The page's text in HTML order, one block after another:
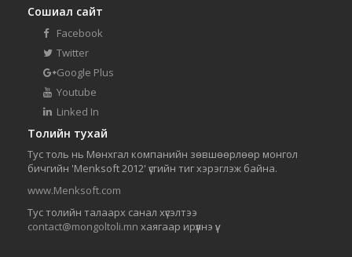
Сошиал сайт
Facebook
Twitter
Google Plus
Youtube
Linked In
Толийн тухай
Тус толь нь Мөнхгал компанийн зөвшөөрлөөр монгол
бичгийн 'Menksoft 2012' үсгийн тиг хэрэглэж байна.
www.Menksoft.com
Тус толийн талаарх санал хүсэлтээ
contact@mongoltoli.mn хаягаар ирүүлнэ үү.